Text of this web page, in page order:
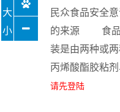
民众食品安全
的来源 食品接
装是由两种或
丙烯酸酯胶粘
请先登陆